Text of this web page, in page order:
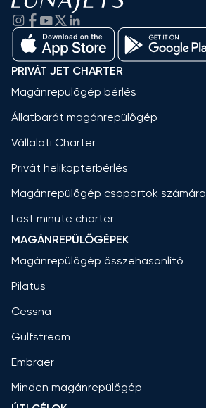
PRIVÁT JET CHARTER
Magánrepülőgép bérlés
Állatbarát magánrepülőgép
Vállalati Charter
Privát helikopterbérlés
Magánrepülőgép csoportok számára
Last minute charter
MAGÁNREPÜLŐGÉPEK
Magánrepülőgép összehasonlító
Pilatus
Cessna
Gulfstream
Embraer
Minden magánrepülőgép